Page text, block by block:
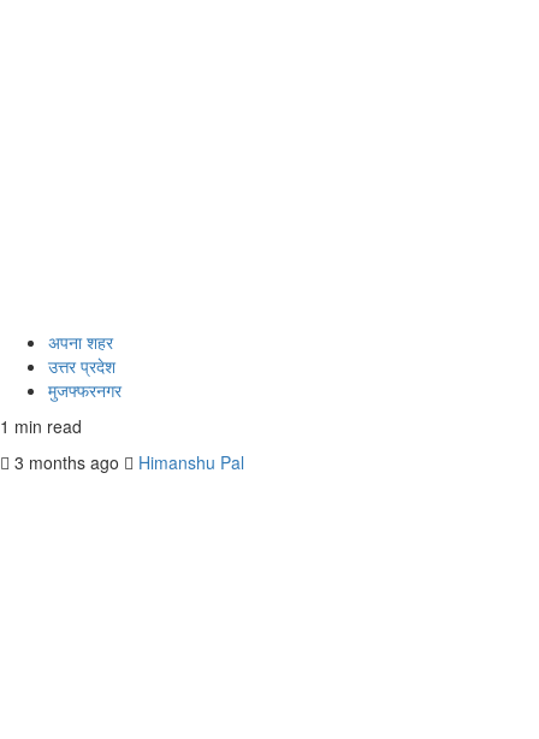
अपना शहर
उत्तर प्रदेश
मुजफ्फरनगर
1 min read
3 months ago
Himanshu Pal